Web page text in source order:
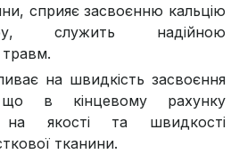
сприяє засвоєнню кальцію
служить надійною
на швидкість засвоєння
в кінцевому рахунку
на якості та швидкості
тканини.